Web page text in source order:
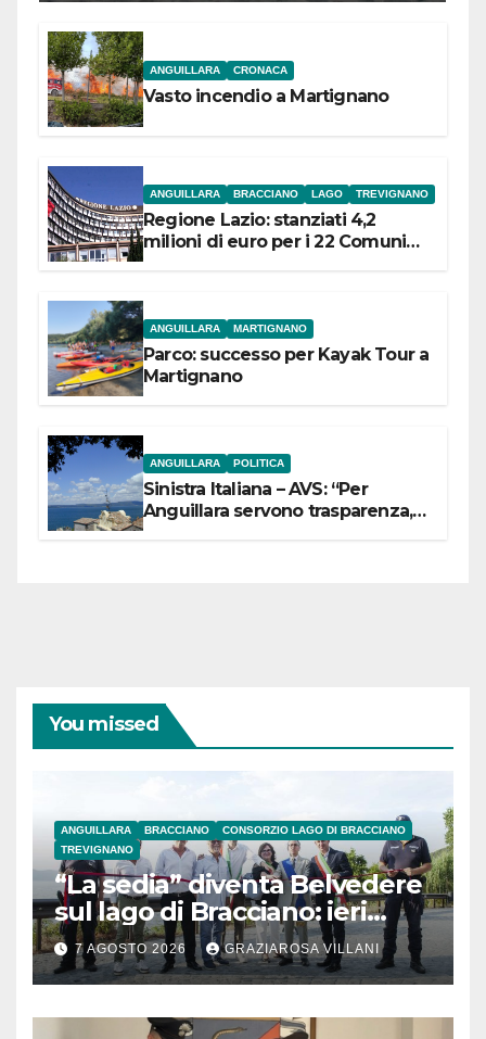
ANGUILLARA CRONACA
Vasto incendio a Martignano
ANGUILLARA BRACCIANO LAGO TREVIGNANO
Regione Lazio: stanziati 4,2
milioni di euro per i 22 Comuni
ANGUILLARA MARTIGNANO
Parco: successo per Kayak Tour a
Martignano
ANGUILLARA POLITICA
Sinistra Italiana – AVS: “Per
Anguillara servono trasparenza,
You missed
ANGUILLARA BRACCIANO
CONSORZIO LAGO DI BRACCIANO
TREVIGNANO
“La sedia” diventa Belvedere
sul lago di Bracciano: ieri
l’inaugurazione
7 AGOSTO 2026 GRAZIAROSA VILLANI